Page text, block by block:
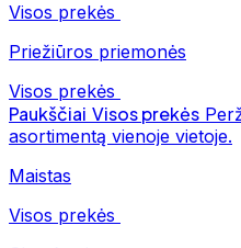
Visos prekės
Priežiūros priemonės
Visos prekės
Paukščiai Visos prekės
asortimentą vienoje vietoje.
Maistas
Visos prekės